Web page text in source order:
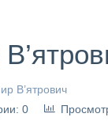
В’ятрович
0